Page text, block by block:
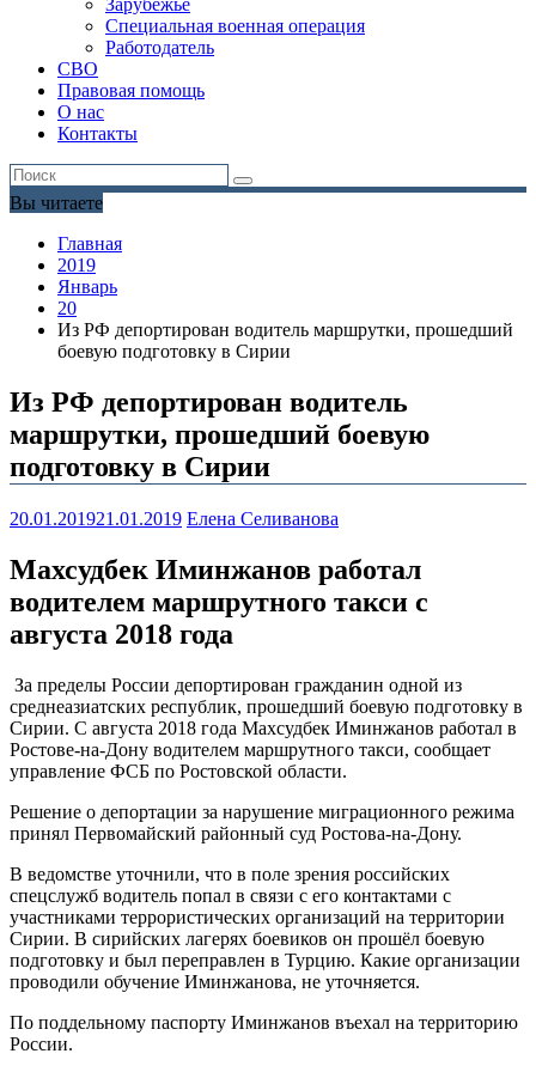
Зарубежье
Специальная военная операция
Работодатель
СВО
Правовая помощь
О нас
Контакты
Вы читаете
Главная
2019
Январь
20
Из РФ депортирован водитель маршрутки, прошедший
боевую подготовку в Сирии
Из РФ депортирован водитель
маршрутки, прошедший боевую
подготовку в Сирии
20.01.201921.01.2019 Елена Селиванова
Махсудбек Иминжанов работал
водителем маршрутного такси с
августа 2018 года
За пределы России депортирован гражданин одной из
среднеазиатских республик, прошедший боевую подготовку в
Сирии. С августа 2018 года Махсудбек Иминжанов работал в
Ростове-на-Дону водителем маршрутного такси, сообщает
управление ФСБ по Ростовской области.
Решение о депортации за нарушение миграционного режима
принял Первомайский районный суд Ростова-на-Дону.
В ведомстве уточнили, что в поле зрения российских
спецслужб водитель попал в связи с его контактами с
участниками террористических организаций на территории
Сирии. В сирийских лагерях боевиков он прошёл боевую
подготовку и был переправлен в Турцию. Какие организации
проводили обучение Иминжанова, не уточняется.
По поддельному паспорту Иминжанов въехал на территорию
России.